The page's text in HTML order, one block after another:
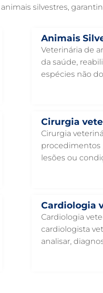
silvestres,
Animais
Veterinária de
da saúde,
espécies não
Cirurgia
Cirurgia
procedimentos
lesões ou
Cardiologia
Cardiologia
cardiologista
analisar,